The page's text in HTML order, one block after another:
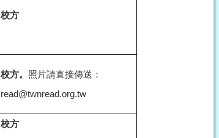
校方
校方。 照片請直接傳送：
read@twnread.org.tw
校方